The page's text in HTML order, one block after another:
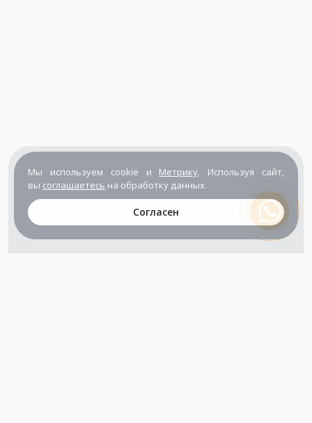
Мы используем cookie и Метрику. Используя сайт,
вы соглашаетесь на обработку данных.
Согласен